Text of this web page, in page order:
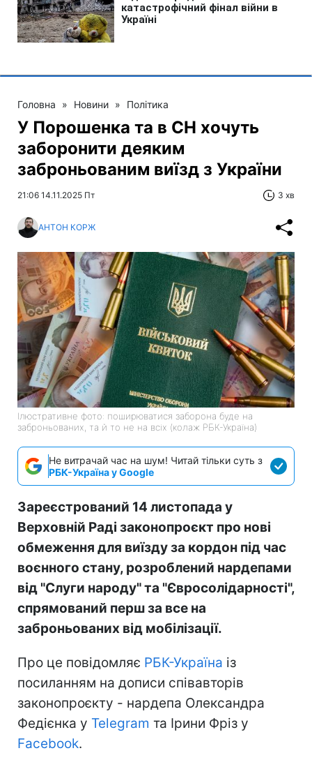
Головна » Новини » Політика
У Порошенка та в СН хочуть
заборонити деяким
заброньованим виїзд з України
21:06 14.11.2025 Пт 3 хв
АНТОН КОРЖ
Ілюстративне фото: поширюватися заборона буде на
заброньованих, та й то не на всіх (колаж РБК-Україна)
Не витрачай час на шум! Читай тільки суть з
РБК-Україна у Google
Зареєстрований 14 листопада у
Верховній Раді законопроєкт про нові
обмеження для виїзду за кордон під час
воєнного стану, розроблений нардепами
від "Слуги народу" та "Євросолідарності",
спрямований перш за все на
заброньованих від мобілізації.
Про це повідомляє РБК-Україна із
посиланням на дописи співавторів
законопроєкту - нардепа Олександра
Федієнка у Telegram та Ірини Фріз у
Facebook.